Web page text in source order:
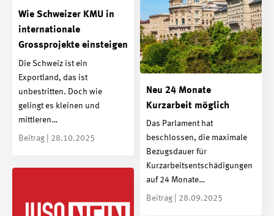
Wie Schweizer KMU in
internationale
Grossprojekte einsteigen
Die Schweiz ist ein
Exportland, das ist
unbestritten. Doch wie
gelingt es kleinen und
mittleren…
Beitrag | 28.10.2025
Neu 24 Monate
Kurzarbeit möglich
Das Parlament hat
beschlossen, die maximale
Bezugsdauer für
Kurzarbeitsentschädigungen
auf 24 Monate…
Beitrag | 28.09.2025